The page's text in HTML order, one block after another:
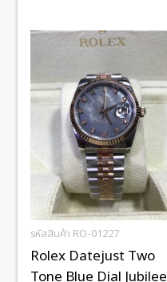
รหัสสินค้า RO-01227
Rolex Datejust Two
Tone Blue Dial Jubilee